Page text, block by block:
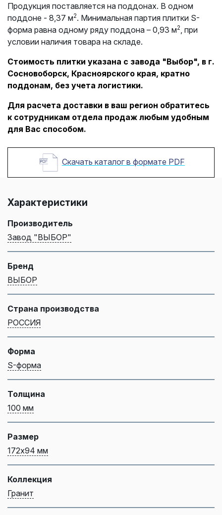
Продукция поставляется на поддонах. В одном
поддоне - 8,37 м2. Минимальная партия плитки S-
форма равна одному ряду поддона – 0,93 м2 , при
условии наличия товара на складе.
Стоимость плитки указана с завода "Выбор", в г.
Сосновоборск, Красноярского края, кратно
поддонам, без учета логистики.
Для расчета доставки в ваш регион обратитесь
к сотрудникам отдела продаж любым удобным
для Вас способом.
Скачать каталог в формате PDF
Характеристики
Производитель
Завод "ВЫБОР"
Бренд
ВЫБОР
Страна производства
РОССИЯ
Форма
S-форма
Толщина
100 мм
Размер
172х94 мм
Коллекция
Гранит